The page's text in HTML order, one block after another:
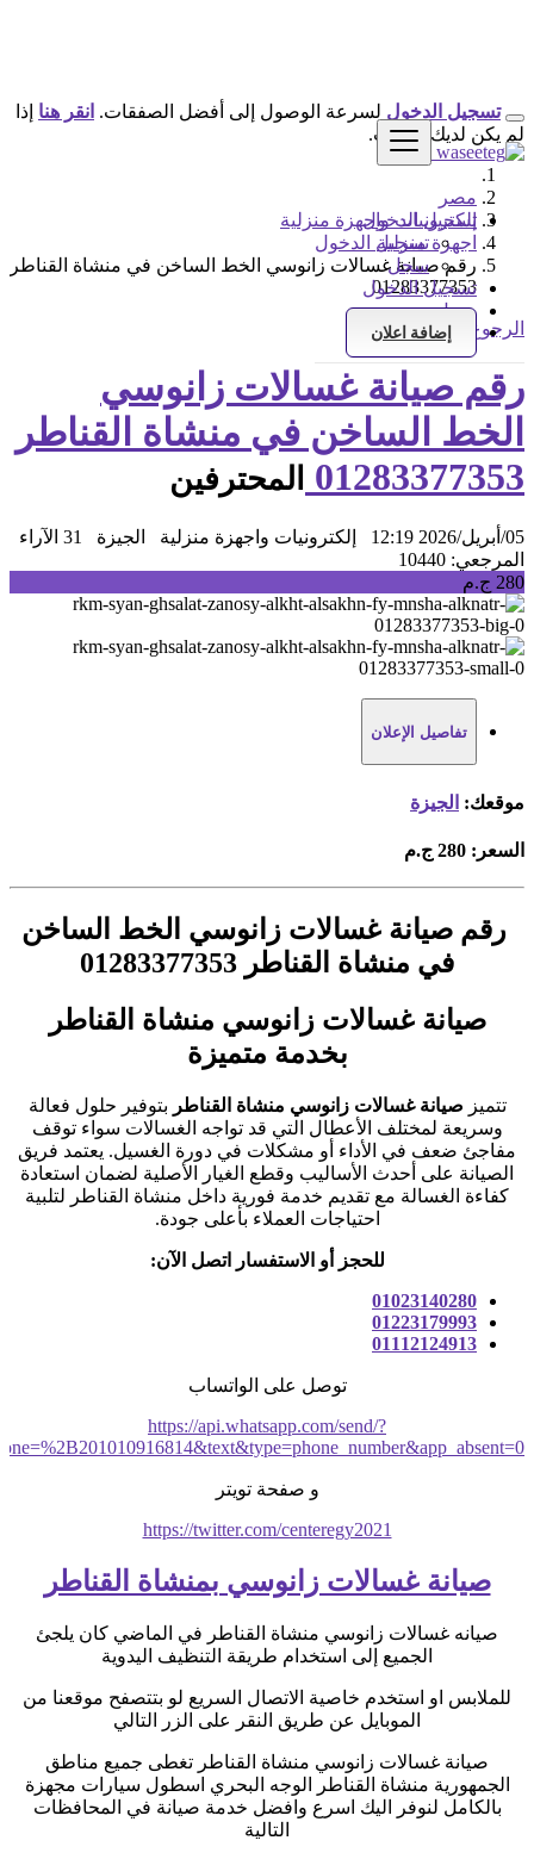
تسجيل الدخول
تسجيل الدخول
سجل
تسجيل الدخول
سجل
إضافة اعلان
تسجيل الدخول لسرعة الوصول إلى أفضل الصفقات. انقر هنا إذا
لم يكن لديك حساب.
مصر
إلكترونيات واجهزة منزلية
اجهزة منزلية
رقم صيانة غسالات زانوسي الخط الساخن في منشاة القناطر
01283377353
الرجوع إلى النتائج
رقم صيانة غسالات زانوسي
الخط الساخن في منشاة القناطر
01283377353 المحترفين
05/أبريل/2026 12:19 إلكترونيات واجهزة منزلية الجيزة
31 الآراء
المرجعي: 10440
280 ج.م
تفاصيل الإعلان
موقعك: الجيزة
السعر: 280 ج.م
رقم صيانة غسالات زانوسي الخط الساخن
في منشاة القناطر 01283377353
صيانة غسالات زانوسي منشاة القناطر
بخدمة متميزة
تتميز صيانة غسالات زانوسي منشاة القناطر بتوفير حلول فعالة
وسريعة لمختلف الأعطال التي قد تواجه الغسالات سواء توقف
مفاجئ ضعف في الأداء أو مشكلات في دورة الغسيل. يعتمد فريق
الصيانة على أحدث الأساليب وقطع الغيار الأصلية لضمان استعادة
كفاءة الغسالة مع تقديم خدمة فورية داخل منشاة القناطر لتلبية
احتياجات العملاء بأعلى جودة.
للحجز أو الاستفسار اتصل الآن:
01023140280
01223179993
01112124913
توصل على الواتساب
https://api.whatsapp.com/send/?
و صفحة تويتر
https://twitter.com/centeregy2021
صيانة غسالات زانوسي بمنشاة القناطر
صيانه غسالات زانوسي منشاة القناطر في الماضي كان يلجئ
الجميع إلى استخدام طريقة التنظيف اليدوية
للملابس او استخدم خاصية الاتصال السريع لو بتتصفح موقعنا من
الموبايل عن طريق النقر على الزر التالي
صيانة غسالات زانوسي منشاة القناطر تغطى جميع مناطق
الجمهورية منشاة القناطر الوجه البحري اسطول سيارات مجهزة
بالكامل لنوفر اليك اسرع وافضل خدمة صيانة في المحافظات
التالية